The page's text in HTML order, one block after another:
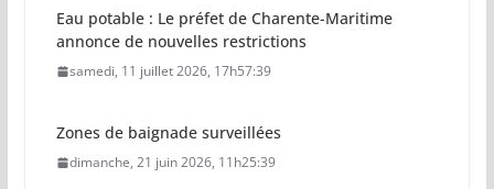
Eau potable : Le préfet de Charente-Maritime
annonce de nouvelles restrictions
samedi, 11 juillet 2026, 17h57:39
Zones de baignade surveillées
dimanche, 21 juin 2026, 11h25:39